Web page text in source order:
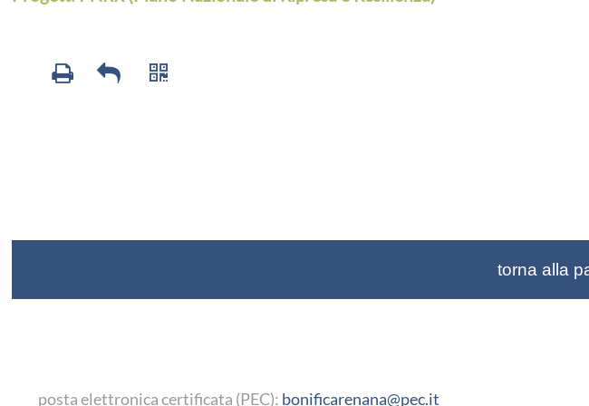
torna alla
posta elettronica certificata (PEC): bonificarenana@pec.it